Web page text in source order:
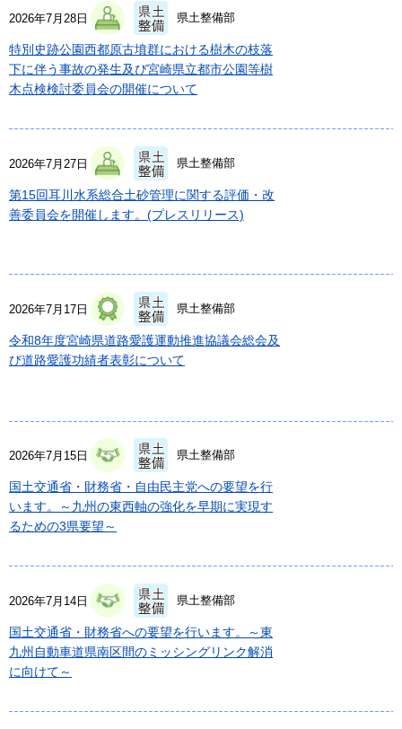
2026年7月28日 県土整備部
特別史跡公園西都原古墳群における樹木の枝落
下に伴う事故の発生及び宮崎県立都市公園等樹
木点検検討委員会の開催について
2026年7月27日 県土整備部
第15回耳川水系総合土砂管理に関する評価・改
善委員会を開催します。(プレスリリース)
2026年7月17日 県土整備部
令和8年度宮崎県道路愛護運動推進協議会総会及
び道路愛護功績者表彰について
2026年7月15日 県土整備部
国土交通省・財務省・自由民主党への要望を行
います。～九州の東西軸の強化を早期に実現す
るための3県要望～
2026年7月14日 県土整備部
国土交通省・財務省への要望を行います。～東
九州自動車道県南区間のミッシングリンク解消
に向けて～